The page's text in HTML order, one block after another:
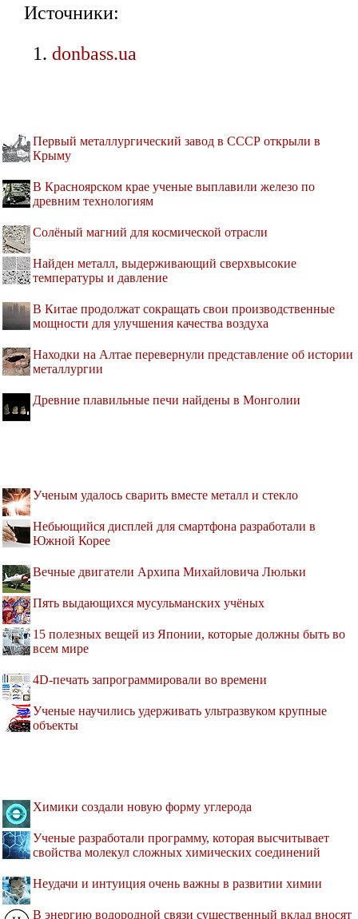
Источники:
donbass.ua
Первый металлургический завод в СССР открыли в
Крыму
В Красноярском крае ученые выплавили железо по
древним технологиям
Солёный магний для космической отрасли
Найден металл, выдерживающий сверхвысокие
температуры и давление
В Китае продолжат сокращать свои производственные
мощности для улучшения качества воздуха
Находки на Алтае перевернули представление об истории
металлургии
Древние плавильные печи найдены в Монголии
Ученым удалось сварить вместе металл и стекло
Небьющийся дисплей для смартфона разработали в
Южной Корее
Вечные двигатели Архипа Михайловича Люльки
Пять выдающихся мусульманских учёных
15 полезных вещей из Японии, которые должны быть во
всем мире
4D-печать запрограммировали во времени
Ученые научились удерживать ультразвуком крупные
объекты
Химики создали новую форму углерода
Ученые разработали программу, которая высчитывает
свойства молекул сложных химических соединений
Неудачи и интуиция очень важны в развитии химии
В энергию водородной связи существенный вклад вносят